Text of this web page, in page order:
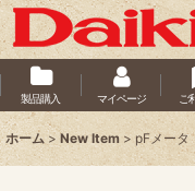
製品購入 マイページ ご
ホーム > New Item > pFメータ